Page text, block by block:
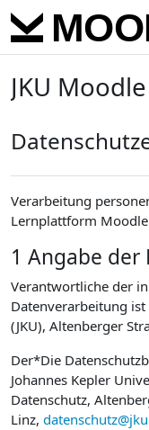
Skip to main content
JKU Moodle
Verarbeitung
Lernplattform Moodle
1 Angabe
Verantwortliche der
Datenverarbeitung ist
(JKU), Altenberger
Der*Die
Johannes Kepler
Datenschutz,
Linz,